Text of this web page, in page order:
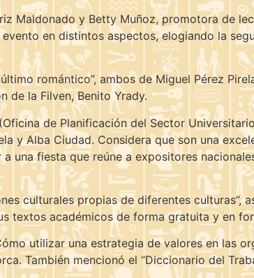
Maldonado y Betty Muñoz, promotora de
en distintos aspectos, elogiando la
romántico”, ambos de Miguel Pérez
de la Filven, Benito Yrady.
de Planificación del Sector
y Alba Ciudad. Considera que son una
una fiesta que reúne a expositores
culturales propias de diferentes culturas”,
textos académicos de forma gratuita y en
utilizar una estrategia de valores en las
También mencionó el “Diccionario del